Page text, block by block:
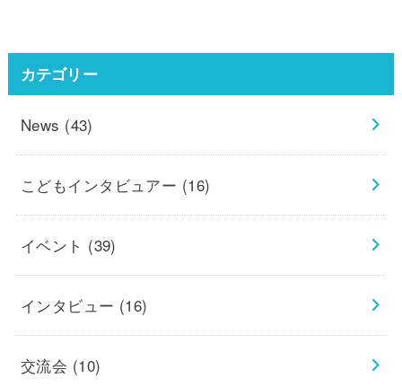
カテゴリー
News (43)
こどもインタビュアー (16)
イベント (39)
インタビュー (16)
交流会 (10)